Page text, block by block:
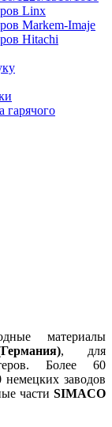
Linx
Markem-Imaje
Hitachi
гарячого
материалы
, для
Более 60
заводов
части SIMACO